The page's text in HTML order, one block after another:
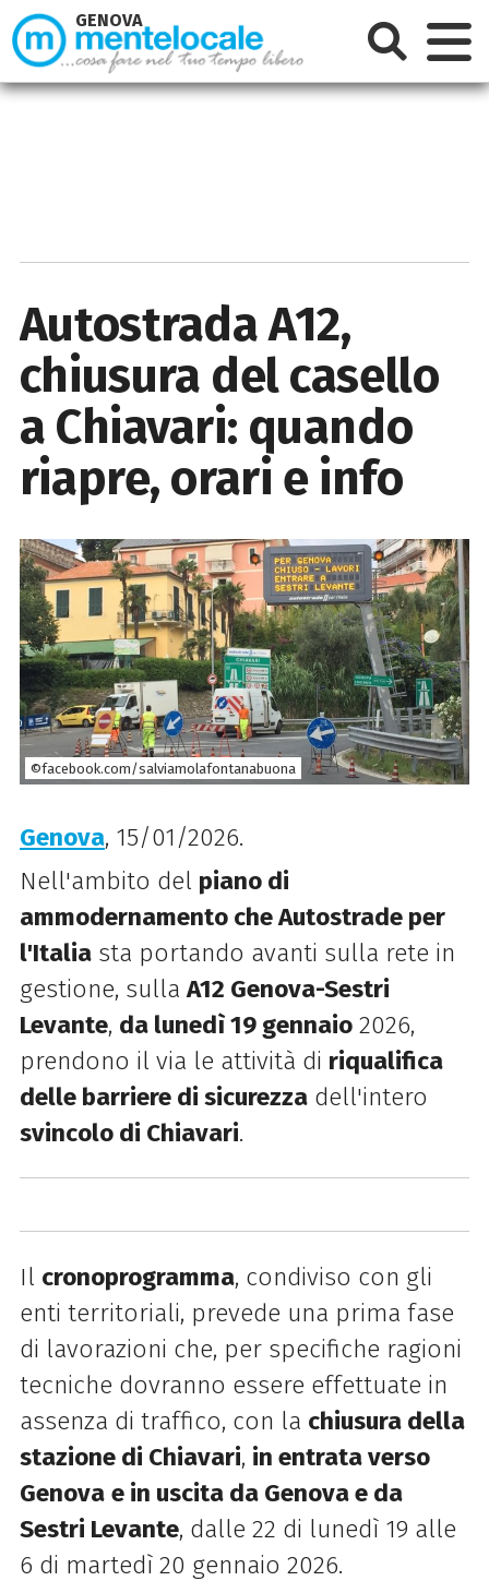
Autostrada A12,
chiusura del casello
a Chiavari: quando
riapre, orari e info
©facebook.com/salviamolafontanabuona
Genova, 15/01/2026.
Nell'ambito del piano di
ammodernamento che Autostrade per
l'Italiasta portando avanti sulla rete in
gestione, sullaA12 Genova-Sestri
Levante, da lunedì 19 gennaio2026,
prendono il via le attività di riqualifica
delle barriere di sicurezzadell'intero
svincolo di Chiavari.
Il cronoprogramma, condiviso con gli
enti territoriali, prevede una prima fase
di lavorazioni che, per specifiche ragioni
tecniche dovranno essere effettuate in
assenza di traffico, con la chiusura della
stazione di Chiavari, in entrata verso
Genova e in uscita da Genova e da
Sestri Levante, dalle 22 di lunedì 19 alle
6 di martedì 20 gennaio 2026.
GENOVA